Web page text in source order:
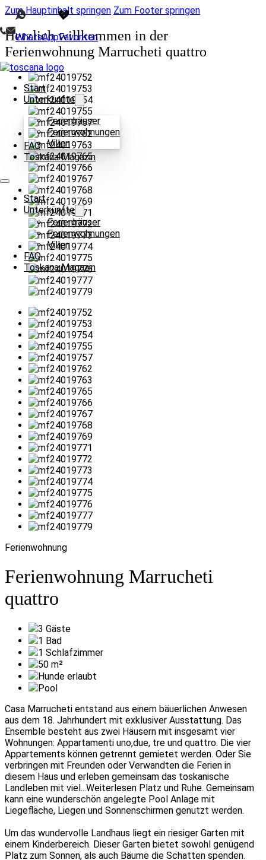
Zum Hauptinhalt springen Zum Footer springen
WhatsAppFavoriten
Start
Unterkünfte
Ferienhäuser
Ferienwohnungen
Villen
FAQ
Toskana Magazin
Start
Unterkünfte
Ferienhäuser
Ferienwohnungen
Villen
FAQ
Toskana Magazin
Herzlich willkommen in der
Ferienwohnung Marrucheti quattro
Ferienwohnung
Ferienwohnung Marrucheti
quattro
3 Gäste
1 Bad
1 Schlafzimmer
50 m²
Hunde erlaubt
Pool
Casa Marrucheti entstand aus einem bäuerlichen Anwesen
aus dem 18. Jahrhundert mit exklusiver Ausstattung. Das
Ensemble besteht aus zwei Häusern mit insgesamt vier
Wohnungen: Appartamenti uno,due, tre und quattro. Die vier
Appartements können getrennt gemietet werden. Oder Sie
verbringen mit Freunden oder Verwandten die Ferien in
diesem Haus und erleben gemeinsam das toskanische
Landleben mit viel...Weiterlesen Platz und Ruhe. Gemeinsam
kann eine wunderschön angelegte Pool Anlage mit
Liegefläche, Liegen und Sonnenschirmen genutzt werden.
Um das wundervolle Landhaus liegt ein riesiger Garten mit
einem Kinderbereich. Dieser Garten bietet sowohl genügend
Platz zum Sonnen, als auch Bäume die Schatten spenden.